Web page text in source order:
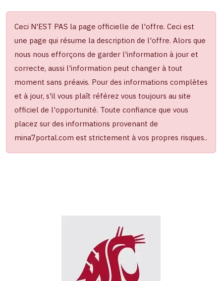
Ceci N'EST PAS la page officielle de l'offre. Ceci est
une page qui résume la description de l'offre. Alors que
nous nous efforçons de garder l'information à jour et
correcte, aussi l'information peut changer à tout
moment sans préavis. Pour des informations complètes
et à jour, s'il vous plaît référez vous toujours au site
officiel de l'opportunité. Toute confiance que vous
placez sur des informations provenant de
mina7portal.com est strictement à vos propres risques..